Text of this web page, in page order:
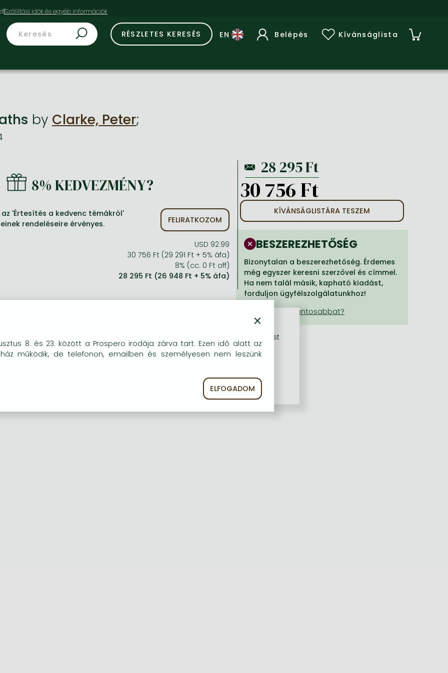
RÉSZLETES KERESÉS Belépés Kívánságlista
by Clarke, Peter;
8% KEDVEZMÉNY?
az 'Értesítés a kedvenc témákról'
rendeléseire érvényes.
FELIRATKOZOM
USD 92.99
30 756 Ft (29 291 Ft + 5% áfa)
8% (cc. 0 Ft off)
28 295 Ft (26 948 Ft + 5% áfa)
30 756 Ft
KÍVÁNSÁGLISTÁRA TESZEM
BESZEREZHETŐSÉG
Bizonytalan a beszerezhetőség. Érdemes
még egyszer keresni szerzővel és címmel.
Ha nem talál másik, kapható kiadást,
forduljon ügyfélszolgálatunkhoz!
×
8. és 23. között a Prospero irodája zárva tart. Ezen idő alatt az
működik, de telefonon, emailben és személyesen nem leszünk
ELFOGADOM
kat (sütiket) használunk, melyek célja, hogy teljesebb körű szolgáltatást
részére.